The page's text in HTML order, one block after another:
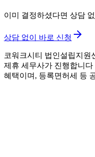
이미 결정하셨다면 상담
상담 없이 바로 신청
코워크시티 법인설립지원
제휴 세무사가 진행합니다
혜택이며, 등록면허세 등